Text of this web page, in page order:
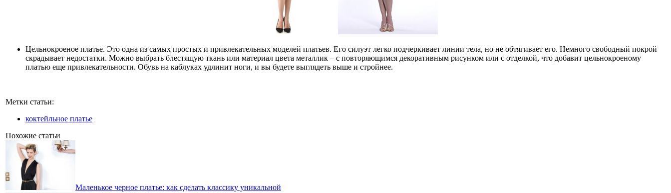
Цельнокроеное платье. Это одна из самых простых и привлекательных моделей платьев. Его силуэт легко подчеркивает линии тела, но не обтягивает его. Немного свободный покрой
скрадывает недостатки. Можно выбрать блестящую ткань или материал цвета металлик – с повторяющимся декоративным рисунком или с отделкой, что добавит цельнокроеному
платью еще привлекательности. Обувь на каблуках удлинит ноги, и вы будете выглядеть выше и стройнее.
Метки статьи:
коктейльное платье
Похожие статьи
Маленькое черное платье: как сделать классику уникальной